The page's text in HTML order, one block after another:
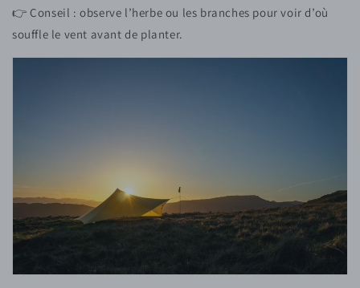
👉 Conseil : observe l’herbe ou les branches pour voir d’où
souffle le vent avant de planter.